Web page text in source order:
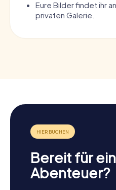
Eure Bilder findet ihr
privaten Galerie.
Bereit für ein
Abenteuer?